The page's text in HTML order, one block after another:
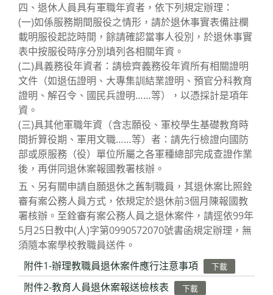
四、退休人員具有軍職年資者，依下列規定辦理：
(一)如係服務期間服役之情形，請於退休事實表備註欄
載明服役起訖時間，餘請確認當事人役別，於退休事實
表中按服役時序分別填列各相關年資。
(二)具義務役年資者：請檢齊義務役年資所有相關證明
文件（如退伍證明、大專集訓結業證明、預官分科教育
證明、解召令、國民兵證明……等），以憑採計是項年
資。
(三)具其他軍職年資（含志願役、軍校學生基礎教育時
間折算役期、軍用文職……等）者：請先行檢證向國防
部或原服務（役）單位所屬之各軍種總部完成查證作業
後，再併同退休案報國教署核辦。
五、另有關申請自願退休之舊制職員，其退休案比照銓
審有案公務人員方式，依規定於退休前3個月陳報國教
署核辦。至銓審有案公務人員之退休案件，請逕依99年
5月25日教中(人)字第0990572070號書函規定辦理，無
須隨本案學校教職員送件。
附件1-辦理教職員退休案件應行注意事項
下載
附件2-教育人員退休案報送檢核表 下載